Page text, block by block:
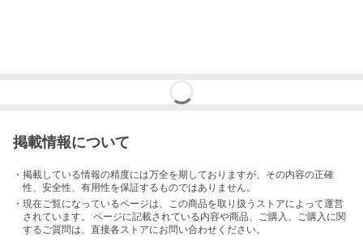
掲載情報について
・掲載している情報の精度には万全を期しておりますが、その内容の正確
性、安全性、有用性を保証するものではありません。
・現在ご覧になっているページは、この商品を取り扱うストアによって運営
されています。 ページに記載されている内容や商品、ご購入 、ご購入に関
するご質問は、直接各ストアにお問い合わせください。